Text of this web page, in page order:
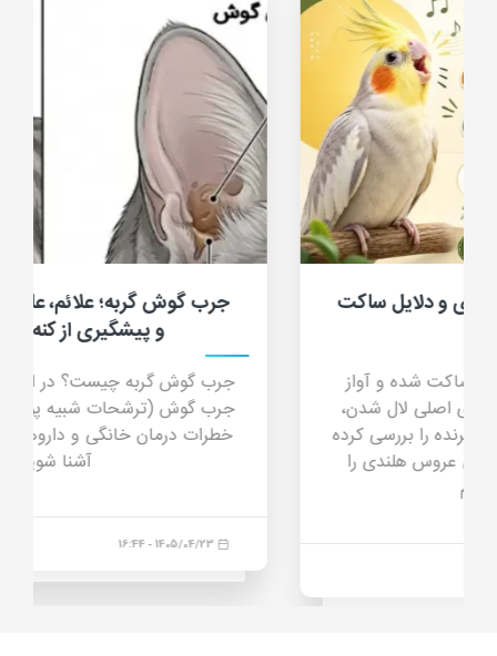
جرب گوش گربه؛ علائم، علت، تشخیص، درمان
و پیشگیری از کنه گوش گربه
جرب گوش گربه چیست؟ در این مقاله جامع با علائم
جرب گوش (ترشحات شبیه پودر قهوه)، دلایل انتقال،
خطرات درمان خانگی و داروهای مدرن درمان قطعی
1405/04/23 - 16:44